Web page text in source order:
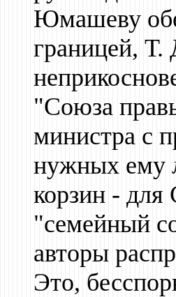
Юмашеву
границей, Т.
"Союза
министра с
нужных ему
корзин -
"семейный
авторы
Это,